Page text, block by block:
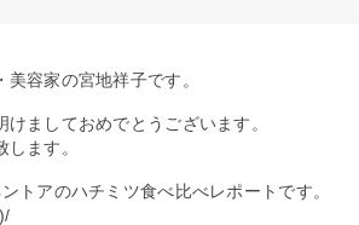
容家の宮地祥子です。
ましておめでとうございます。
ます。
トアのハチミツ食べ比べレポートです。